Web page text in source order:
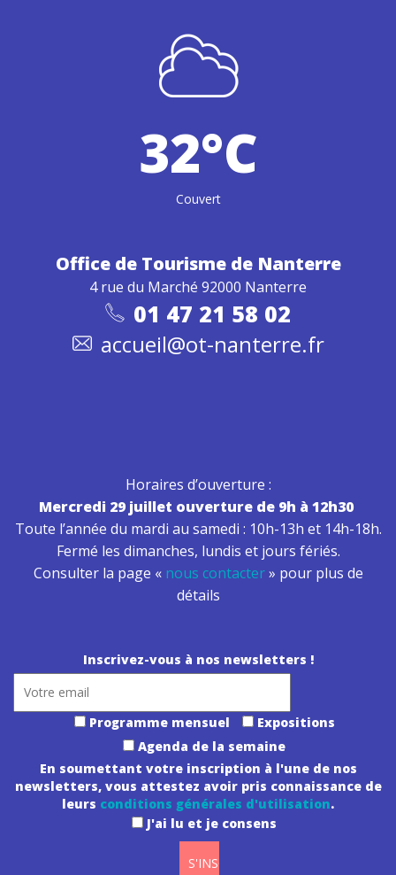
32°C
Couvert
Office de Tourisme de Nanterre
4 rue du Marché 92000 Nanterre
01 47 21 58 02
accueil@ot-nanterre.fr
Horaires d’ouverture :
Mercredi 29 juillet ouverture de 9h à 12h30
Toute l’année du mardi au samedi : 10h-13h et 14h-18h.
Fermé les dimanches, lundis et jours fériés.
Consulter la page « nous contacter» pour plus de
détails
Inscrivez-vous à nos newsletters !
Programme mensuel
Expositions
Agenda de la semaine
En soumettant votre inscription à l'une de nos
newsletters, vous attestez avoir pris connaissance de
leurs conditions générales d'utilisation.
J'ai lu et je consens